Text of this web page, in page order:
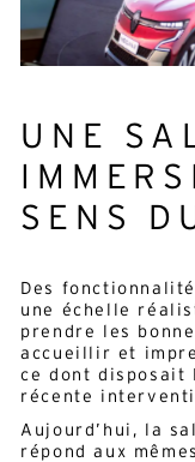
UNE
SENS
Des
une échelle
prendre les
accueillir et
ce dont disposait
récente
Aujourd’hui, la
répond aux